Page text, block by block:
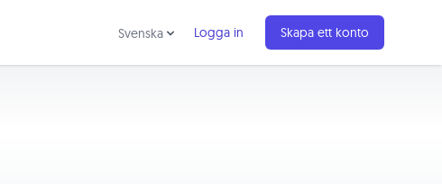
Svenska Logga in Skapa ett konto